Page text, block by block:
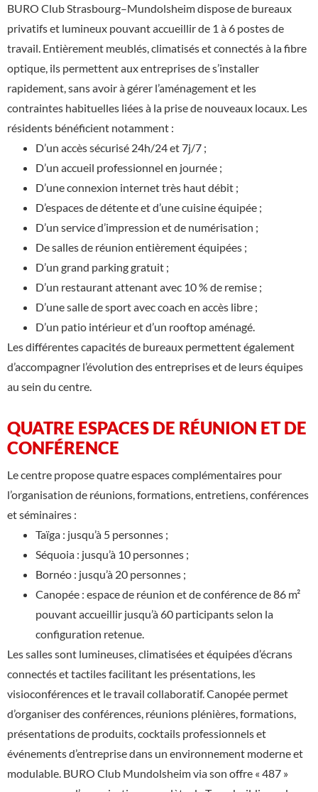
BURO Club Strasbourg–Mundolsheim dispose de bureaux
privatifs et lumineux pouvant accueillir de 1 à 6 postes de
travail. Entièrement meublés, climatisés et connectés à la fibre
optique, ils permettent aux entreprises de s’installer
rapidement, sans avoir à gérer l’aménagement et les
contraintes habituelles liées à la prise de nouveaux locaux. Les
résidents bénéficient notamment :
D’un accès sécurisé 24h/24 et 7j/7 ;
D’un accueil professionnel en journée ;
D’une connexion internet très haut débit ;
D’espaces de détente et d’une cuisine équipée ;
D’un service d’impression et de numérisation ;
De salles de réunion entièrement équipées ;
D’un grand parking gratuit ;
D’un restaurant attenant avec 10 % de remise ;
D’une salle de sport avec coach en accès libre ;
D’un patio intérieur et d’un rooftop aménagé.
Les différentes capacités de bureaux permettent également
d’accompagner l’évolution des entreprises et de leurs équipes
au sein du centre.
QUATRE ESPACES DE RÉUNION ET DE
CONFÉRENCE
Le centre propose quatre espaces complémentaires pour
l’organisation de réunions, formations, entretiens, conférences
et séminaires :
Taïga : jusqu’à 5 personnes ;
Séquoia : jusqu’à 10 personnes ;
Bornéo : jusqu’à 20 personnes ;
Canopée : espace de réunion et de conférence de 86 m²
pouvant accueillir jusqu’à 60 participants selon la
configuration retenue.
Les salles sont lumineuses, climatisées et équipées d’écrans
connectés et tactiles facilitant les présentations, les
visioconférences et le travail collaboratif. Canopée permet
d’organiser des conférences, réunions plénières, formations,
présentations de produits, cocktails professionnels et
événements d’entreprise dans un environnement moderne et
modulable. BURO Club Mundolsheim via son offre « 487 »